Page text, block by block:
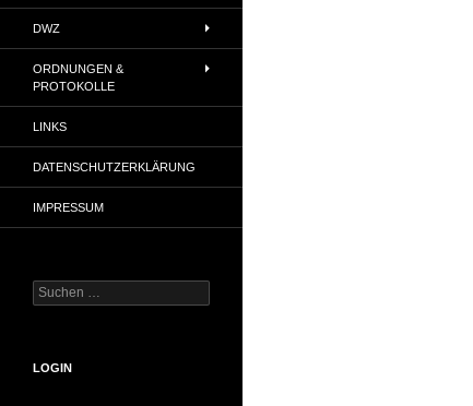
DWZ
ORDNUNGEN &
PROTOKOLLE
LINKS
DATENSCHUTZERKLÄRUNG
IMPRESSUM
Suchen
nach:
LOGIN